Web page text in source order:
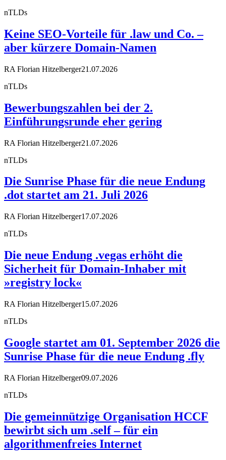
nTLDs
Keine SEO-Vorteile für .law und Co. –
aber kürzere Domain-Namen
RA Florian Hitzelberger21.07.2026
nTLDs
Bewerbungszahlen bei der 2.
Einführungsrunde eher gering
RA Florian Hitzelberger21.07.2026
nTLDs
Die Sunrise Phase für die neue Endung
.dot startet am 21. Juli 2026
RA Florian Hitzelberger17.07.2026
nTLDs
Die neue Endung .vegas erhöht die
Sicherheit für Domain-Inhaber mit
»registry lock«
RA Florian Hitzelberger15.07.2026
nTLDs
Google startet am 01. September 2026 die
Sunrise Phase für die neue Endung .fly
RA Florian Hitzelberger09.07.2026
nTLDs
Die gemeinnützige Organisation HCCF
bewirbt sich um .self – für ein
algorithmenfreies Internet